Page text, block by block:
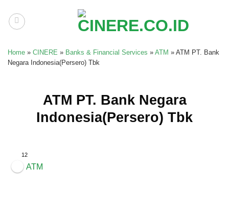
content
Home » CINERE » Banks & Financial Services » ATM » ATM PT. Bank
Negara Indonesia(Persero) Tbk
ATM PT. Bank Negara
Indonesia(Persero) Tbk
12
ATM